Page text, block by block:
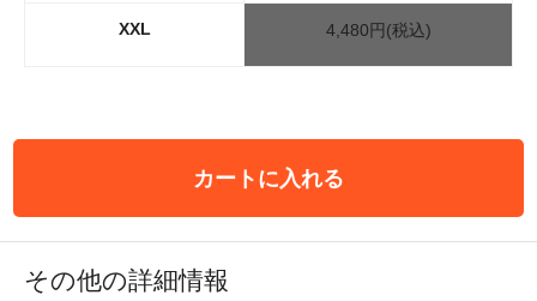
XXL 4,480円(税込)
カートに入れる
その他の詳細情報